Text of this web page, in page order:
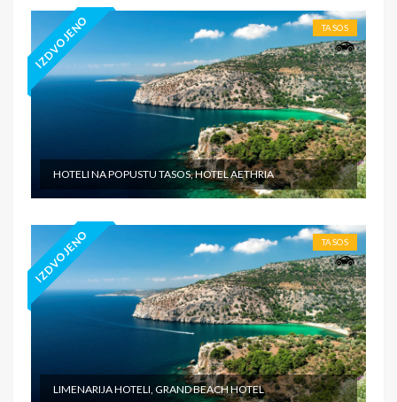
IZDVOJENO TASOS
HOTELI NA POPUSTU TASOS, HOTEL AETHRIA
IZDVOJENO TASOS
LIMENARIJA HOTELI, GRAND BEACH HOTEL